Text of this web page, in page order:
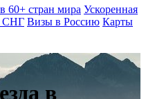
60+ стран мира Ускоренная
СНГ Визы в Россию Карты
в